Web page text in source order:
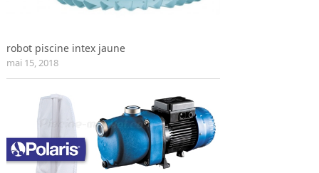
robot piscine intex jaune
mai 15, 2018